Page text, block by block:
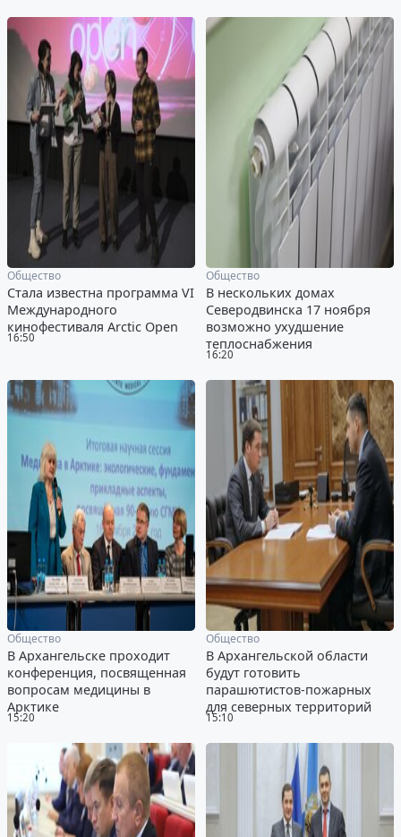
16:50
Общество
Стала известна программа VI
Международного
кинофестиваля Arctic Open
16:20
Общество
В нескольких домах
Северодвинска 17 ноября
возможно ухудшение
теплоснабжения
15:20
Общество
В Архангельске проходит
конференция, посвященная
вопросам медицины в
Арктике
15:10
Общество
В Архангельской области
будут готовить
парашютистов-пожарных
для северных территорий